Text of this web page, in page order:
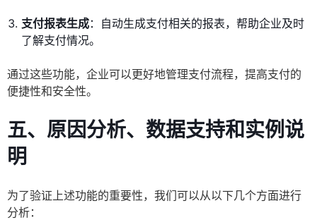
支付报表生成：自动生成支付相关的报表，帮助企业及时
了解支付情况。
通过这些功能，企业可以更好地管理支付流程，提高支付的
便捷性和安全性。
五、原因分析、数据支持和实例说
明
为了验证上述功能的重要性，我们可以从以下几个方面进行
分析：